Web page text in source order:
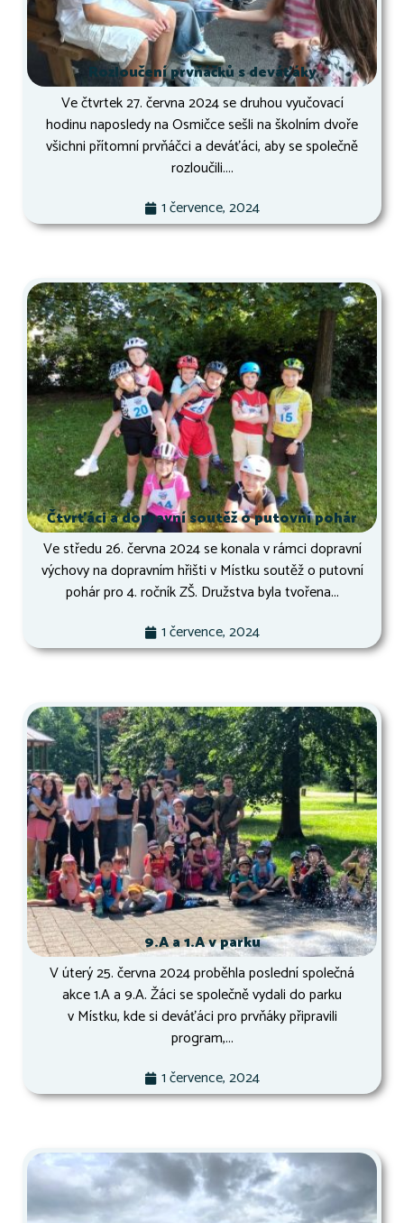
Rozloučení prvňáčků s deváťáky
Ve čtvrtek 27. června 2024 se druhou vyučovací
hodinu naposledy na Osmičce sešli na školním dvoře
všichni přítomní prvňáčci a deváťáci, aby se společně
rozloučili....
1 července, 2024
Čtvrťáci a dopravní soutěž o putovní pohár
Ve středu 26. června 2024 se konala v rámci dopravní
výchovy na dopravním hřišti v Místku soutěž o putovní
pohár pro 4. ročník ZŠ. Družstva byla tvořena...
1 července, 2024
9.A a 1.A v parku
V úterý 25. června 2024 proběhla poslední společná
akce 1.A a 9.A. Žáci se společně vydali do parku
v Místku, kde si deváťáci pro prvňáky připravili
program,...
1 července, 2024